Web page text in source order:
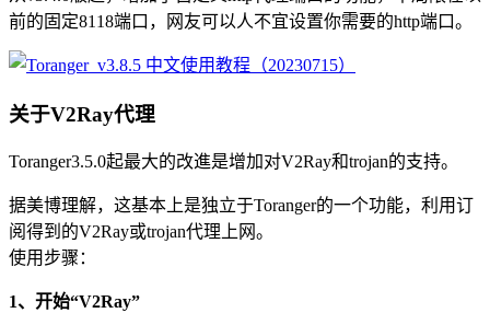
前的固定8118端口，网友可以人不宜设置你需要的http端口。
关于V2Ray代理
Toranger3.5.0起最大的改進是增加对V2Ray和trojan的支持。
据美博理解，这基本上是独立于Toranger的一个功能，利用订
阅得到的V2Ray或trojan代理上网。
使用步骤：
1、开始“V2Ray”